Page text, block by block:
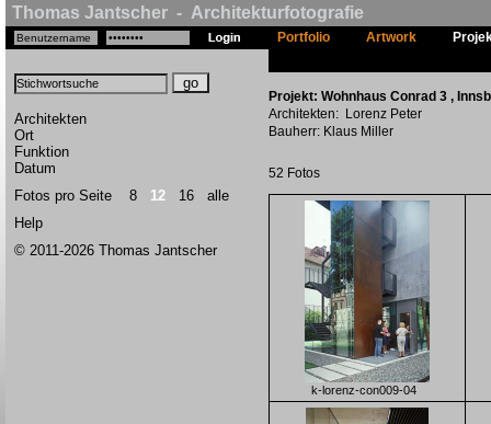
Thomas Jantscher - Architekturfotografie
Architekten
Ort
Funktion
Datum
Fotos pro Seite 8 12 16
alle
Help
© 2011-2026 Thomas Jantscher
Portfolio Artwork
Projekt: Wohnhaus Conrad 3 ,
Architekten: Lorenz Peter
Bauherr: Klaus Miller
52 Fotos
k-lorenz-con009-04